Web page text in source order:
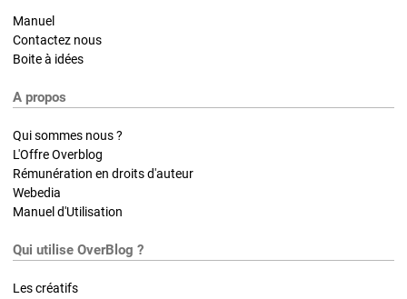
Manuel
Contactez nous
Boite à idées
A propos
Qui sommes nous ?
L'Offre Overblog
Rémunération en droits d'auteur
Webedia
Manuel d'Utilisation
Qui utilise OverBlog ?
Les créatifs